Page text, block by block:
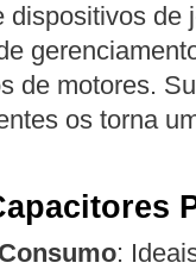
dispositivos de
de motores.
os torna
: